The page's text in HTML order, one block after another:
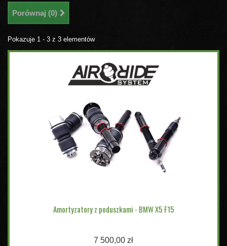
Porównaj (0)
Pokazuje 1 - 3 z 3 elementów
Amortyzatory z poduszkami - BMW X5 F15
7 500,00 zł